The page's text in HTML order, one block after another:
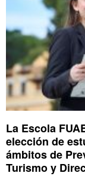
La Escola
elección de
ámbitos de
Turismo y